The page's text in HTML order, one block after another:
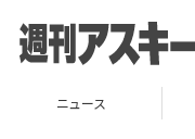
ニュース